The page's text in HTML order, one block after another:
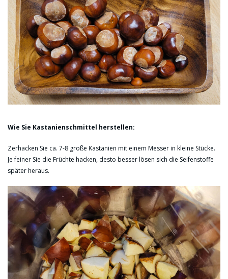
Wie Sie Kastanienschmittel herstellen:
Zerhacken Sie ca. 7-8 große Kastanien mit einem Messer in kleine Stücke.
Je feiner Sie die Früchte hacken, desto besser lösen sich die Seifenstoffe
später heraus.